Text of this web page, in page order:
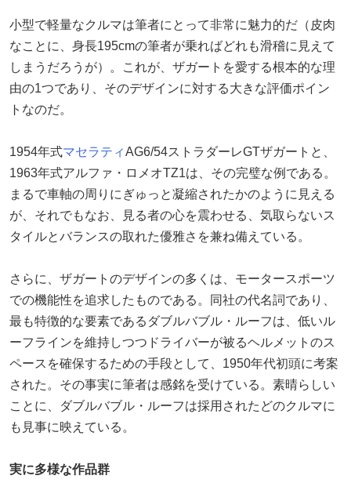
小型で軽量なクルマは筆者にとって非常に魅力的だ（皮肉
なことに、身長195cmの筆者が乗ればどれも滑稽に見えて
しまうだろうが）。これが、ザガートを愛する根本的な理
由の1つであり、そのデザインに対する大きな評価ポイン
トなのだ。
1954年式マセラティAG6/54ストラダーレGTザガートと、
1963年式アルファ・ロメオTZ1は、その完璧な例である。
まるで車軸の周りにぎゅっと凝縮されたかのように見える
が、それでもなお、見る者の心を震わせる、気取らないス
タイルとバランスの取れた優雅さを兼ね備えている。
さらに、ザガートのデザインの多くは、モータースポーツ
での機能性を追求したものである。同社の代名詞であり、
最も特徴的な要素であるダブルバブル・ルーフは、低いル
ーフラインを維持しつつドライバーが被るヘルメットのス
ペースを確保するための手段として、1950年代初頭に考案
された。その事実に筆者は感銘を受けている。素晴らしい
ことに、ダブルバブル・ルーフは採用されたどのクルマに
も見事に映えている。
実に多様な作品群